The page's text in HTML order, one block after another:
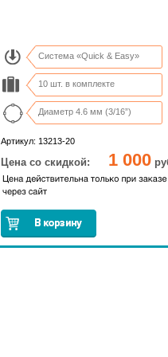
Система «Quick & Easy»
10 шт. в комплекте
Диаметр 4.6 мм (3/16”)
Артикул: 13213-20
Цена со скидкой: 1 000